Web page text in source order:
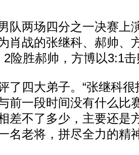
两场四分之一决赛上演
肖战的张继科、郝帅、
险胜郝帅，方博以3:1
四大弟子。“张继科很
前一段时间没有什么比
差不了多少，主要还是
名老将，拼尽全力的精